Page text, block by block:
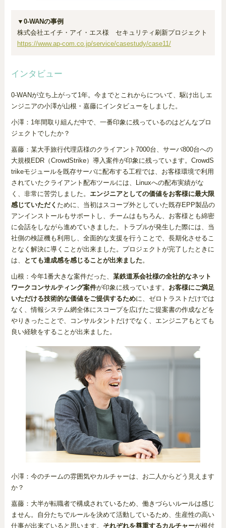
▼0-WANの事例
株式会社エイチ・アイ・エス様 セキュリティ刷新プロジェクト
https://www.ap-com.co.jp/service/casestudy/case11/
インタビュー
0-WANが立ち上がって1年。今までとこれからについて、駆け出しエ
ンジニアの小澤が山根・嘉藤にインタビューをしました。
小澤：1年間取り組んだ中で、一番印象に残っているのはどんなプロ
ジェクトでしたか？
嘉藤：某大手旅行代理店様のクライアント7000台、サーバ800台への
大規模EDR（CrowdStrike）導入案件が印象に残っています。CrowdS
trikeモジュールを既存サーバに配布する工程では、お客様環境で利用
されていたクライアント配布ツールには、Linuxへの配布実績がな
く、非常に苦労しました。 エンジニアとしての価値をお客様に最大限
感じていただく ために、当初はスコープ外としていた既存EPP製品の
アンインストールもサポートし、チームはもちろん、お客様とも綿密
に会話をしながら進めていきました。トラブルが発生した際には、当
社側の検証機も利用し、全面的な支援を行うことで、長期化させるこ
となく解決に導くことが出来ました。プロジェクトが完了したときに
は、
とても達成感を感じることが出来ました。
山根：今年1番大きな案件だった、 某鉄道系会社様の全社的なネット
ワークコンサルティング案件が印象に残っています。 お客様にご満足
いただける技術的な価値をご提供するために、ゼロトラストだけでは
なく、情報システム網全体にスコープを広げたご提案書の作成などを
やりきったことで、コンサルタントだけでなく、エンジニアもとても
良い経験をすることが出来ました。
小澤：今のチームの雰囲気やカルチャーは、お二人からどう見えます
か？
嘉藤：大半が転職者で構成されているため、働きづらいルールは感じ
ません。自分たちでルールを決めて活動しているため、生産性の高い
仕事が出来ていると思います。 それぞれを尊重するカルチャーが根付